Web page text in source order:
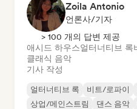
Zoila Antonio
언론사/기자
> 100 개의 답변 제공
애시드 하우스얼터너티브 록
클래식 음악
기사 작성
얼터너티브 록 비트/로파이
상업/메인스트림
댄스 음악